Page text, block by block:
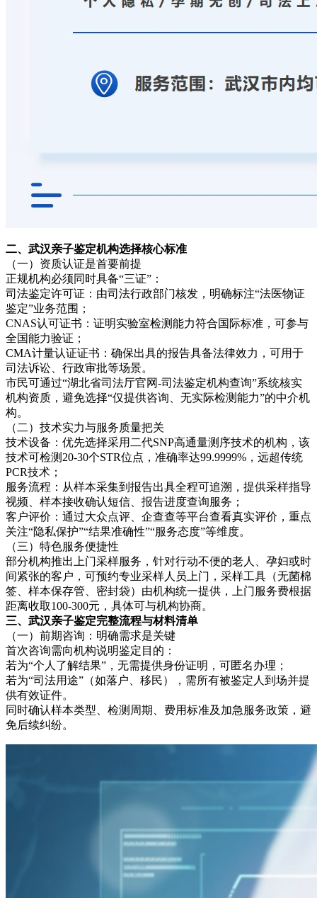
二、武汉亲子鉴定机构选择核心标准
（一）资质认证是首要前提
正规机构必须同时具备“三证”：
司法鉴定许可证：由司法行政部门核发，明确标注“法医物证
鉴定”业务范围；
CNAS认可证书：证明实验室检测能力符合国际标准，可参与
全国能力验证；
CMA计量认证证书：确保出具的报告具备法律效力，可用于
司法诉讼、行政审批等场景。
市民可通过“湖北省司法厅官网-司法鉴定机构查询”系统核实
机构资质，避免选择“仅提供咨询、无实际检测能力”的中介机
构。
（二）技术实力与服务质量把关
技术设备：优先选择采用二代SNP高通量测序技术的机构，该
技术可检测20-30个STR位点，准确率达99.9999%，远超传统
PCR技术；
服务流程：从样本采集到报告出具全程可追溯，提供采样指导
视频、样本接收确认短信、报告进度查询服务；
客户评价：通过大众点评、企查查等平台查看真实评价，重点
关注“隐私保护”“结果准确性”“服务态度”等维度。
（三）特色服务便捷性
部分机构推出上门采样服务，针对行动不便的老人、孕妇或时
间紧张的客户，可预约专业采样人员上门，采样工具（无菌棉
签、样本保存管、密封袋）由机构统一提供，上门服务费根据
距离收取100-300元，具体可与机构协商。
三、武汉亲子鉴定完整流程与材料清单
（一）前期咨询：明确需求是关键
首次咨询需向机构说明鉴定目的：
若为“个人了解结果”，无需提供身份证明，可匿名办理；
若为“司法用途”（如落户、移民），需所有被鉴定人到场并提
供有效证件。
同时确认样本类型、检测周期、费用标准及加急服务政策，避
免后续纠纷。